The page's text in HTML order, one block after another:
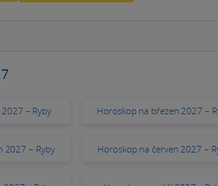
– Ryby Horoskop na březen 2027 –
2027 – Ryby Horoskop na červen 2027 –